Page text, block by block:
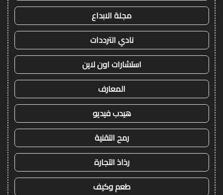
مجلة الابداع
نادي الترددات
استشارات اون لاين
المعارف
هيدب فيديو
رمح التقنية
رذاذ التجارة
طعم وكيف